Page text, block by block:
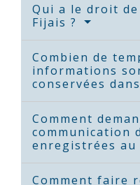
Qui a le droit
Fijais ?
Combien de
informations
conservées
Comment
communication
enregistrées au
Comment faire